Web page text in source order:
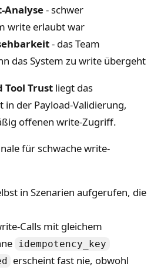
Analyse- schwer
write erlaubt war
- das Team
das System zu write übergeht
Tool Trust liegt das
der Payload-Validierung,
offenen write-Zugriff.
für schwache write-
in Szenarien aufgerufen, die
Calls mit gleichem
idempotency_key
erscheint fast nie, obwohl